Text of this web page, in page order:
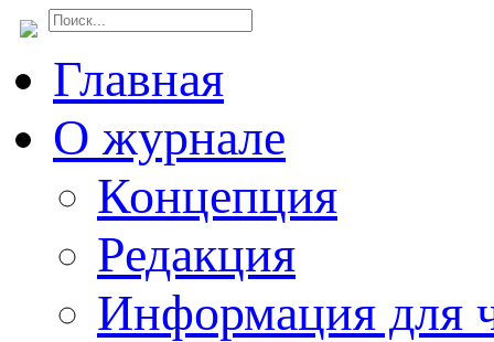
Главная
О журнале
Концепция
Редакция
Информация для